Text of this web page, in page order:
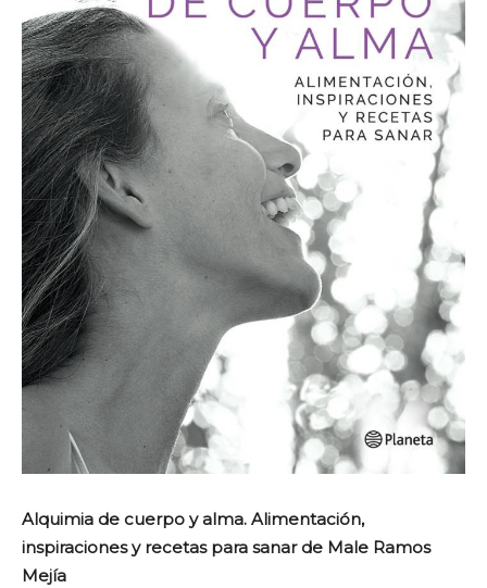
Alquimia de cuerpo y alma. Alimentación,
inspiraciones y recetas para sanar de Male Ramos
Mejía